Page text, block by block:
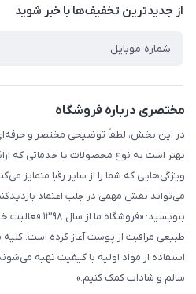
درباره ما
راهنما
از جدید‌ترین تخفیف‌ها با‌ خبر شوید
مختصری درباره فروشگاه
در این بخش، لطفاً توضیحی مختصر و حرفه‌ای
بهتر است به نوع محصولات یا خدماتی که
ویژگی‌هایی که شما را از سایر رقبا متمایز
می‌تواند نقش مهمی در جلب اعتماد
بنویسید:
طبیعی مراقبت از پوست آغاز کرده است.
استفاده از مواد اولیه با کیفیت تهیه
سالم و شاداب کمک کنیم.»